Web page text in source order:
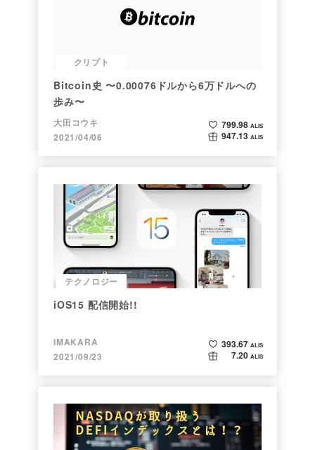
クリプト
Bitcoin史 〜0.00076ドルから6万ドルへの
歩み〜
大田コウキ
2021/04/06
799.98 ALIS
947.13 ALIS
テクノロジー
iOS15 配信開始!!
IMAKARA
2021/09/23
393.67 ALIS
7.20 ALIS